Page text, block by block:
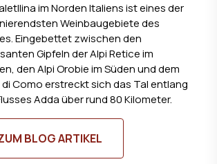
im Norden Italiens ist eines der
Weinbaugebiete des
Eingebettet zwischen den
Gipfeln der Alpi Retice im
den Alpi Orobie im Süden und dem
di Como erstreckt sich das Tal entlang
Adda über rund 80 Kilometer.
BLOG ARTIKEL